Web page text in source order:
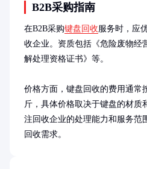
B2B采购指南
在B2B采购键盘回收 服务时，应
收企业。资质包括《危险废物经
解处理资格证书》等。
价格方面，键盘回收的费用通常
斤，具体价格取决于键盘的材质
注回收企业的处理能力和服务范
回收需求。